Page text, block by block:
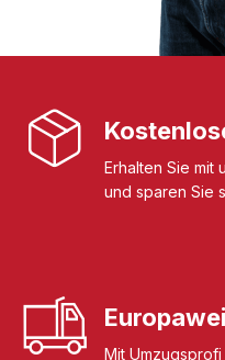
Erhalten Sie mit
und sparen Sie
Mit Umzugsprofi